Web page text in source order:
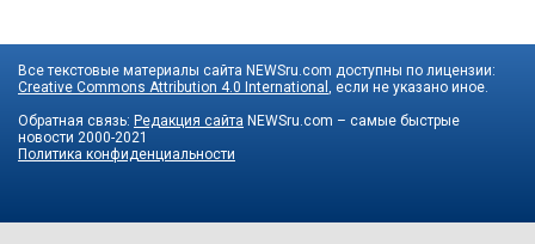
Все текстовые материалы сайта NEWSru.com доступны по лицензии:
Creative Commons Attribution 4.0 International , если не указано иное.
Обратная связь: Редакция сайта NEWSru.com – самые быстрые
новости 2000-2021
Политика конфиденциальности